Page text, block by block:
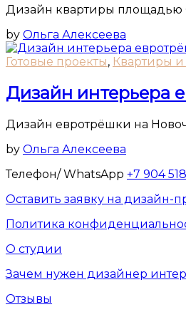
Дизайн квартиры площадью
by Ольга Алексеева
Готовые проекты, Квартиры
Дизайн интерьера
Дизайн евротрёшки на
by Ольга Алексеева
Телефон/ WhatsApp +7 904
Оставить заявку на дизайн-
Политика
О студии
Зачем нужен дизайнер
Отзывы